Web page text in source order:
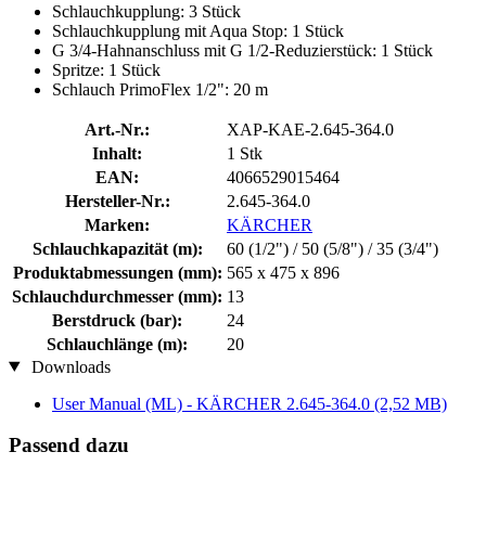
Schlauchkupplung: 3 Stück
Schlauchkupplung mit Aqua Stop: 1 Stück
G 3/4-Hahnanschluss mit G 1/2-Reduzierstück: 1 Stück
Spritze: 1 Stück
Schlauch PrimoFlex 1/2": 20 m
Art.-Nr.:
XAP-KAE-2.645-364.0
Inhalt:
1 Stk
EAN:
4066529015464
Hersteller-Nr.:
2.645-364.0
Marken:
KÄRCHER
Schlauchkapazität (m):
60 (1/2") / 50 (5/8") / 35 (3/4")
Produktabmessungen (mm): 565 x 475 x 896
Schlauchdurchmesser (mm): 13
Berstdruck (bar):
24
Schlauchlänge (m):
20
Downloads
User Manual (ML) - KÄRCHER 2.645-364.0 (2,52 MB)
Passend dazu